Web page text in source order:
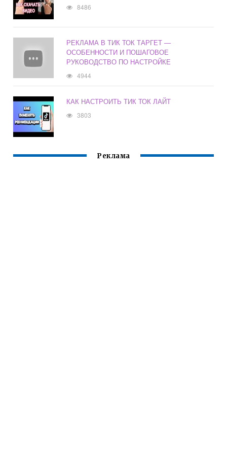
8486
РЕКЛАМА В ТИК ТОК ТАРГЕТ —
ОСОБЕННОСТИ И ПОШАГОВОЕ
РУКОВОДСТВО ПО НАСТРОЙКЕ
4944
КАК НАСТРОИТЬ ТИК ТОК ЛАЙТ
3803
Реклама